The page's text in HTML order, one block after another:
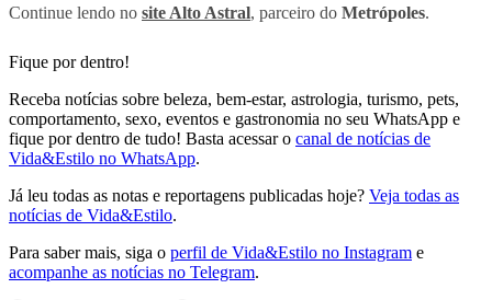
Continue lendo no site Alto Astral, parceiro do Metrópoles.
Fique por dentro!
Receba notícias sobre beleza, bem-estar, astrologia, turismo, pets,
comportamento, sexo, eventos e gastronomia no seu WhatsApp e
fique por dentro de tudo! Basta acessar o canal de notícias de
Vida&Estilo no WhatsApp.
Já leu todas as notas e reportagens publicadas hoje? Veja todas as
notícias de Vida&Estilo.
Para saber mais, siga o perfil de Vida&Estilo no Instagram e
acompanhe as notícias no Telegram.